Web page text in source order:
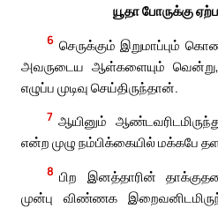
யூதா போருக்கு
6 செருக்கும் இறுமாப்பும்
அவருடைய ஆள்களையும்
எழுப்ப முடிவு செய்திருந்தான்.
7 ஆயினும்
என்ற முழு நம்பிக்கையில் மக்கபே
8 பிற இனத்தாரின்
முன்பு விண்ணக